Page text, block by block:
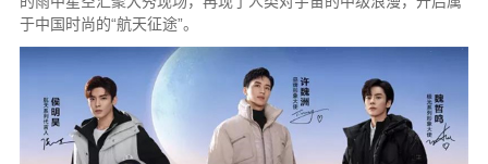
于中国时尚的“航天征途”。